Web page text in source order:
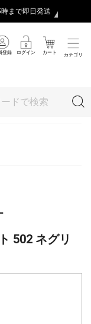
まで即日発送
登録 ログイン カート カテゴリ
502 ネグリ